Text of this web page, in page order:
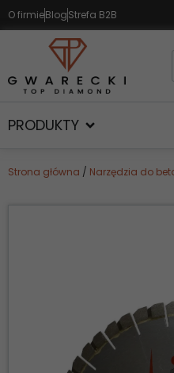
O firmieBlogStrefa B2B
PRODUKTY
Strona główna / Narzędzia do